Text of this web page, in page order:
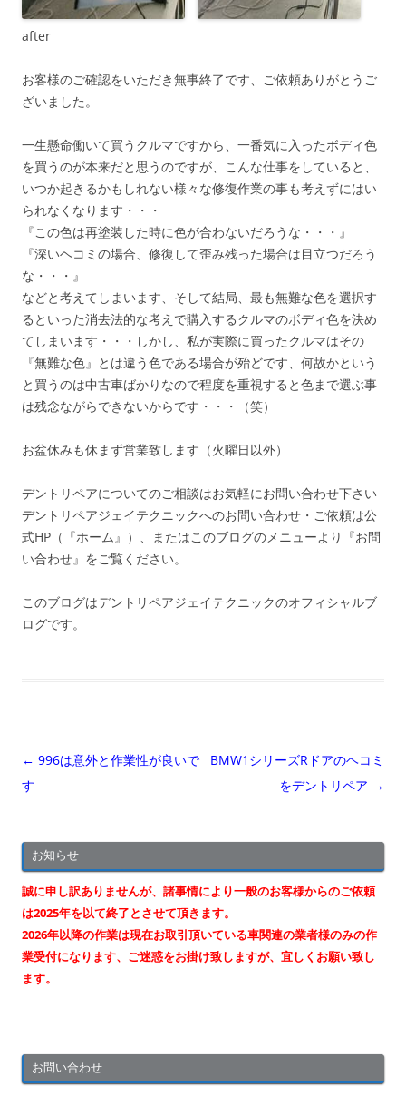
after
お客様のご確認をいただき無事終了です、ご依頼ありがとうご
ざいました。
一生懸命働いて買うクルマですから、一番気に入ったボディ色
を買うのが本来だと思うのですが、こんな仕事をしていると、
いつか起きるかもしれない様々な修復作業の事も考えずにはい
られなくなります・・・
『この色は再塗装した時に色が合わないだろうな・・・』
『深いヘコミの場合、修復して歪み残った場合は目立つだろう
な・・・』
などと考えてしまいます、そして結局、最も無難な色を選択す
るといった消去法的な考えで購入するクルマのボディ色を決め
てしまいます・・・しかし、私が実際に買ったクルマはその
『無難な色』とは違う色である場合が殆どです、何故かという
と買うのは中古車ばかりなので程度を重視すると色まで選ぶ事
は残念ながらできないからです・・・（笑）
お盆休みも休まず営業致します（火曜日以外）
デントリペアについてのご相談はお気軽にお問い合わせ下さい
デントリペアジェイテクニックへのお問い合わせ・ご依頼は公
式HP（『ホーム』）、またはこのブログのメニューより『お問
い合わせ』をご覧ください。
このブログはデントリペアジェイテクニックのオフィシャルブ
ログです。
投
稿
ゲ
ー
シ
ョ
ン
← 996は意外と作業性が良いで
す
BMW1シリーズRドアのヘコミ
をデントリペア →
お知らせ
誠に申し訳ありませんが、諸事情により一般のお客様からのご依頼
は2025年を以て終了とさせて頂きます。
2026年以降の作業は現在お取引頂いている車関連の業者様のみの作
業受付になります、ご迷惑をお掛け致しますが、宜しくお願い致し
ます。
お問い合わせ